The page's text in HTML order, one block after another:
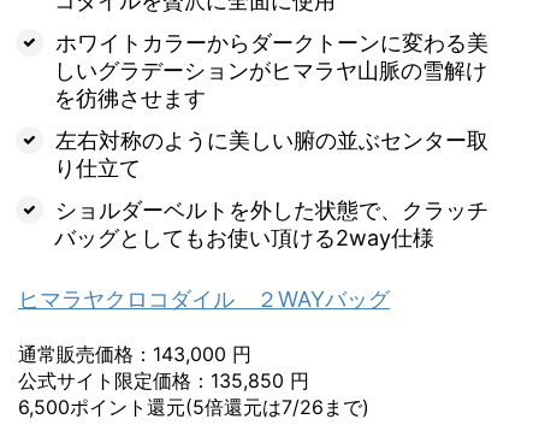
ホワイトカラーからダークトーンに変わる美
しいグラデーションがヒマラヤ山脈の雪解け
を彷彿させます
左右対称のように美しい腑の並ぶセンター取
り仕立て
ショルダーベルトを外した状態で、クラッチ
バッグとしてもお使い頂ける2way仕様
ヒマラヤクロコダイル ２WAYバッグ
通常販売価格：143,000 円
公式サイト限定価格：135,850 円
6,500ポイント還元(5倍還元は7/26まで)